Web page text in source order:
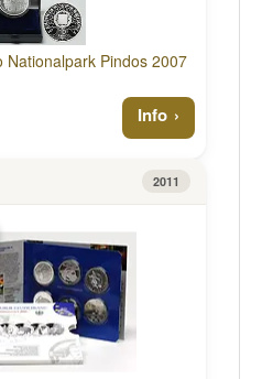
Nationalpark Pindos 2007
Info
2011